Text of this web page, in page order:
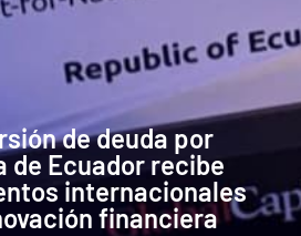
de deuda por
de Ecuador recibe
internacionales
financiera